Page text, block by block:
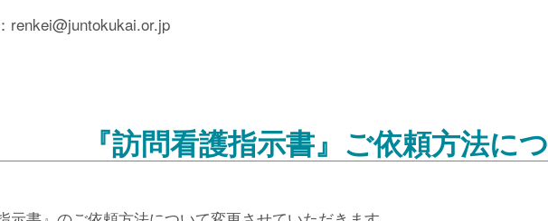
renkei@juntokukai.or.jp
『訪問看護指示書』ご依頼方法に